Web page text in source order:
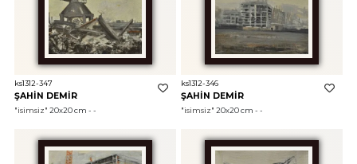
ks1312-347
ŞAHİN DEMİR
"isimsiz"
ks1312-346
ŞAHİN DEMİR
"isimsiz"